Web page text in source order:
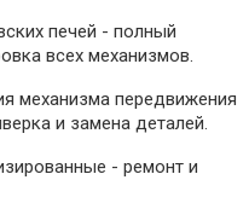
печей - полный
всех механизмов.
механизма передвижения
и замена деталей.
- ремонт и